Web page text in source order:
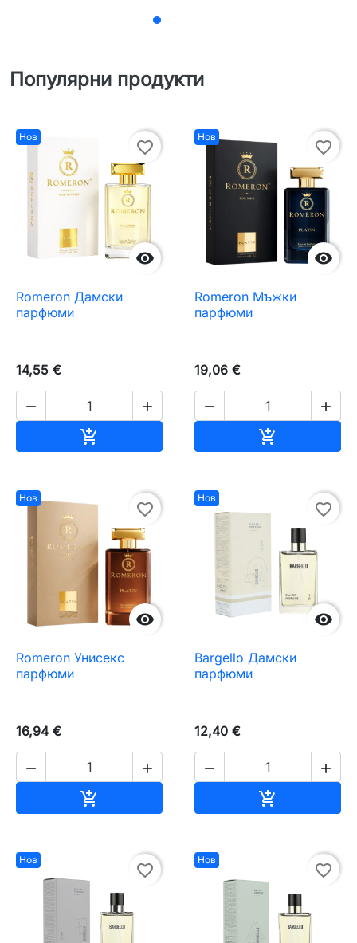
Популярни продукти
Нов

favorite_border
Romeron Дамски
парфюми
14,55 €
 

Нов

favorite_border
Romeron Мъжки
парфюми
19,06 €
 

Нов

favorite_border
Romeron Унисекс
парфюми
16,94 €
 

Нов

favorite_border
Bargello Дамски
парфюми
12,40 €
 

Нов
favorite_border
Нов
favorite_border